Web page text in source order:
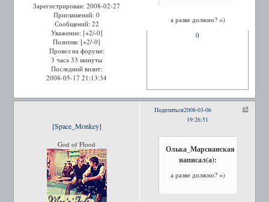
Зарегистрирован: 2008-02-27
Приглашений: 0
Сообщений: 22
Уважение: [+2/-0]
Позитив: [+2/-0]
Провел на форуме:
3 часа 33 минуты
Последний визит:
2008-05-17 21:13:34
а разве должно? =)
0
Поделиться 65
2008-03-06
19:26:51
[Space_Monkey]
God of Flood
Олька_Марсианская
написал(а):
а разве должно? =)